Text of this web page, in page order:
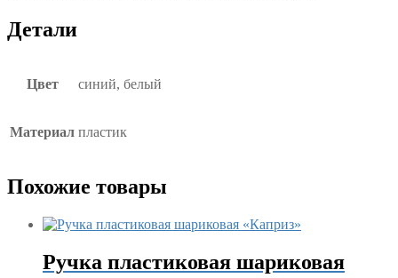
Детали
Цвет синий, белый
Материал пластик
Похожие товары
Ручка пластиковая шариковая